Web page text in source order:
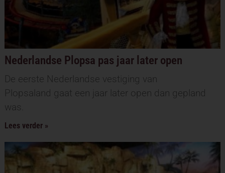
Nederlandse Plopsa pas jaar later open
De eerste Nederlandse vestiging van
Plopsaland gaat een jaar later open dan gepland
was.
Lees verder »